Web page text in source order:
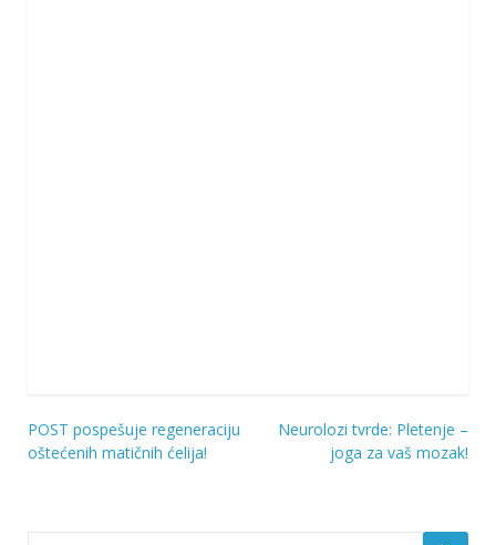
Navigacija
POST pospešuje regeneraciju
oštećenih matičnih ćelija!
Neurolozi tvrde: Pletenje –
joga za vaš mozak!